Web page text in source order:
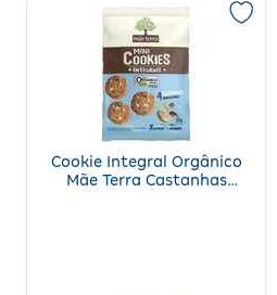
Cookie Integral Orgânico
Mãe Terra Castanhas